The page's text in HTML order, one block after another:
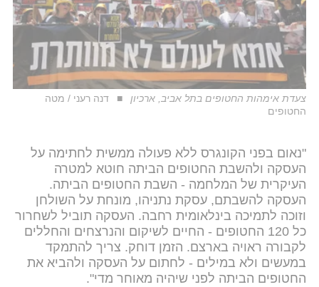
צעדת אימהות החטופים בתל אביב, ארכיון
דנה רעני / מטה
החטופים
"נאום בפני הקונגרס ללא פעולה ממשית לחתימה על
העסקה ולהשבת החטופים הביתה חוטא למטרה
העיקרית של המלחמה - השבת החטופים הביתה.
העסקה להשבתם, עסקת נתניהו, מונחת על השולחן
וזוכה לתמיכה בינלאומית רחבה. העסקה תוביל לשחרור
כל 120 החטופים - החיים לשיקום והנרצחים והחללים
לקבורה ראויה בארצם. הזמן דוחק. צריך להתמקד
במעשים ולא במילים - לחתום על העסקה ולהביא את
החטופים הביתה לפני שיהיה מאוחר מדי".